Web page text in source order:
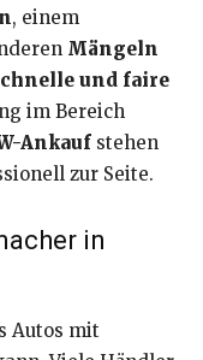
, einem
Mängeln
und faire
im Bereich
Ankauf stehen
zur Seite.
in
Autos mit